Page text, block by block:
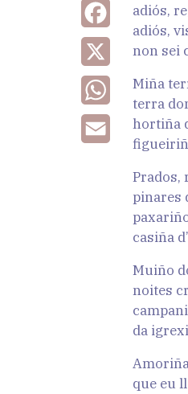
Facebook
WhatsApp
Email
adiós,
adiós,
non sei
Miña
terra
hortiña
Prados,
pinares
casiña
Muiño
noites
da
que eu